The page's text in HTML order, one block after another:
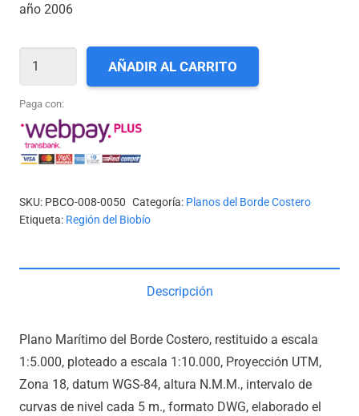
año 2006
VIII-
MOCHA,
DE
PUNTA
DEL
A
AÑADIR AL CARRITO
Paga con:
SKU: PBCO-008-0050 Categoría: Planos del Borde Costero
Etiqueta: Región del Biobío
Descripción
Plano Marítimo del Borde Costero, restituido a escala
1:5.000, ploteado a escala 1:10.000, Proyección UTM,
Zona 18, datum WGS-84, altura N.M.M., intervalo de
curvas de nivel cada 5 m., formato DWG, elaborado el